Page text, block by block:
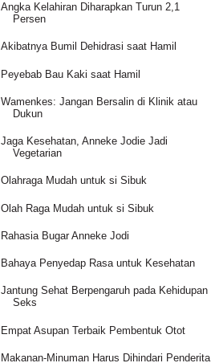
Angka Kelahiran Diharapkan Turun 2,1
Persen
Akibatnya Bumil Dehidrasi saat Hamil
Peyebab Bau Kaki saat Hamil
Wamenkes: Jangan Bersalin di Klinik atau
Dukun
Jaga Kesehatan, Anneke Jodie Jadi
Vegetarian
Olahraga Mudah untuk si Sibuk
Olah Raga Mudah untuk si Sibuk
Rahasia Bugar Anneke Jodi
Bahaya Penyedap Rasa untuk Kesehatan
Jantung Sehat Berpengaruh pada Kehidupan
Seks
Empat Asupan Terbaik Pembentuk Otot
Makanan-Minuman Harus Dihindari Penderita